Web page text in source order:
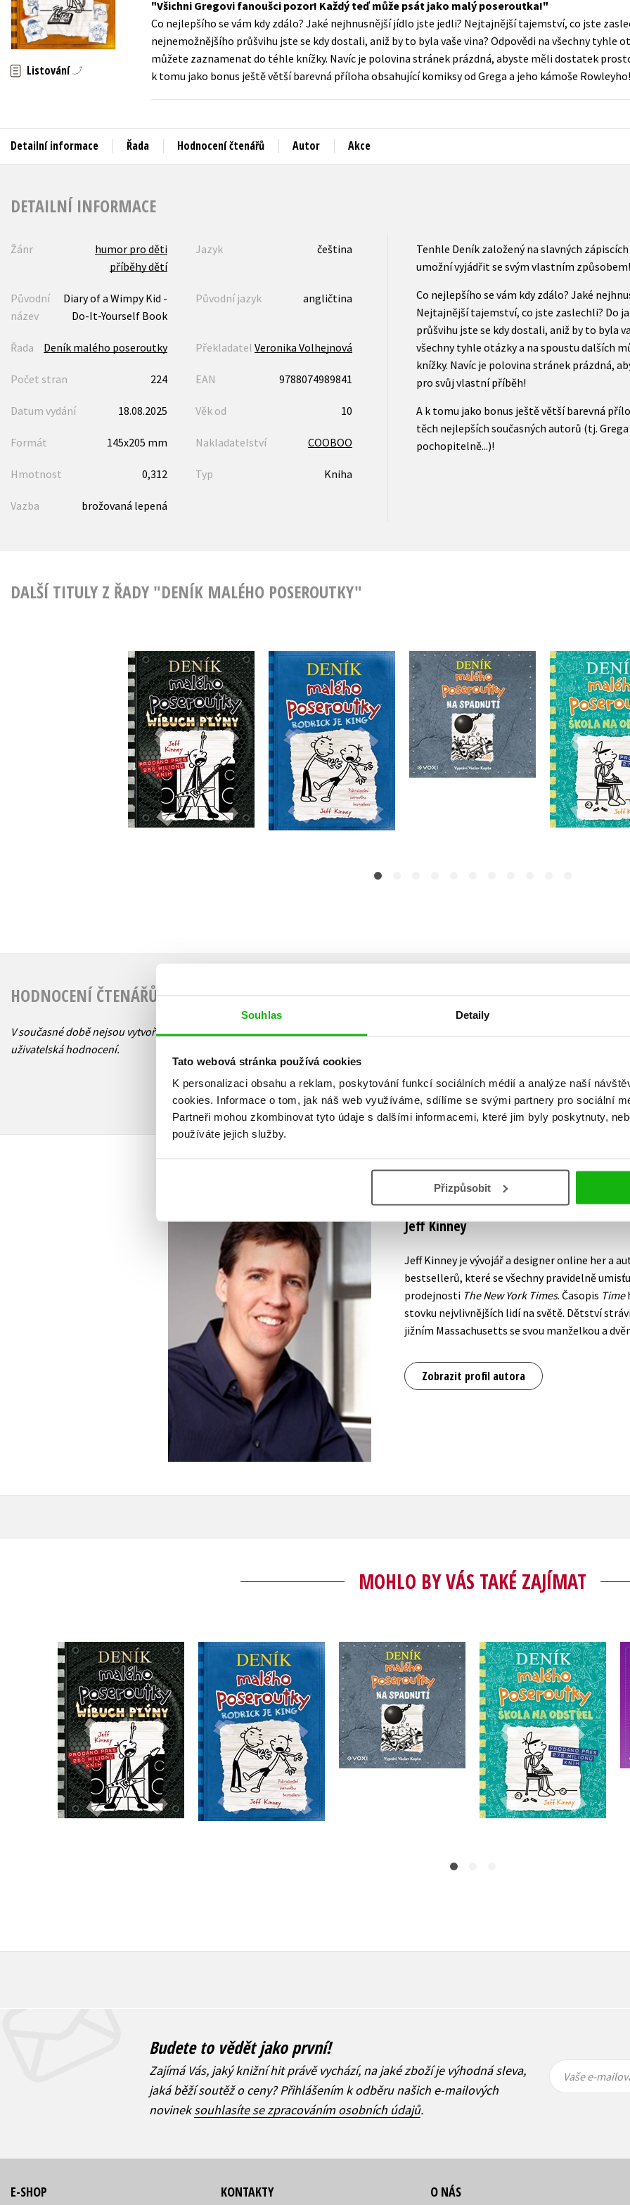
Souhlas Detaily
Tato webová stránka používá cookies
K personalizaci obsahu a reklam, poskytování funkcí sociálních médií a analýze naší
cookies. Informace o tom, jak náš web využíváme, sdílíme se svými partnery pro sociální
Partneři mohou zkombinovat tyto údaje s dalšími informacemi, které jim byly poskytnuty,
používáte jejich služby.
Přizpůsobit
Auto - moto
Beletrie pro děti
Jazyky
Kalendáře
Kariéra a osobní rozvoj
Populárně - naučná pro dospělé
Populárně - naučné pro děti
Předškoláci
Příroda a zahrada
Young adult (SK)
Zahraniční literatura
Zdraví a životní styl
Všechny tituly
Listování
Všichni Gregovi fanoušci pozor! Každý teď může psát jako malý poseroutka!
Co nejlepšího se vám kdy zdálo? Jaké nejhnusnější jídlo jste jedli? Nejtajnější tajemství, co jste
nejnemožnějšího průšvihu jste se kdy dostali, aniž by to byla vaše vina? Odpovědi na všechny tyhle
můžete zaznamenat do téhle knížky. Navíc je polovina stránek prázdná, abyste měli dostatek
k tomu jako bonus ještě větší barevná příloha obsahující komiksy od Grega a jeho kámoše Rowleyho!
Detailní informace Řada Hodnocení čtenářů Autor Akce
DETAILNÍ INFORMACE
Žánr
humor pro děti
příběhy dětí
Jazyk čeština
Původní
název
Diary of a Wimpy Kid -
Do-It-Yourself Book
Původní jazyk angličtina
Řada Deník malého poseroutky Překladatel Veronika Volhejnová
Počet stran 224 EAN 9788074989841
Datum vydání 18.08.2025 Věk od 10
Formát 145x205 mm Nakladatelství COOBOO
Hmotnost 0,312 Typ Kniha
Vazba brožovaná lepená
Tenhle Deník založený na slavných
umožní vyjádřit se svým vlastním způsobem!
Co nejlepšího se vám kdy zdálo? Jaké
Nejtajnější tajemství, co jste zaslechli? Do
průšvihu jste se kdy dostali, aniž by to byla
všechny tyhle otázky a na spoustu dalších
knížky. Navíc je polovina stránek prázdná,
pro svůj vlastní příběh!
A k tomu jako bonus ještě větší barevná
těch nejlepších současných autorů (tj.
pochopitelně...)!
DALŠÍ TITULY Z ŘADY "DENÍK MALÉHO POSEROUTKY"
Deník malého
poseroutky 17 -
Wíbuch Plýny
Jeff Kinney
Do košíku
299 Kč
239 Kč
Deník malého
poseroutky 2 - Rodrick
je king
Jeff Kinney
Do košíku
299 Kč
239 Kč
Deník malého
poseroutky 14 - Na
spadnutí (audiokniha)
Jeff Kinney
Deník
poseroutky
na
Jeff
Do
239 Kč
HODNOCENÍ ČTENÁŘŮ
V současné době nejsou vytvořena žádná
uživatelská hodnocení.
Vaše hodnocení
Uživatelskou recenzi mohou vkládat pouze registrovaní
Přihlásit
AUTOR KNIHY
Jeff Kinney
Jeff Kinney je vývojář a designer online her a
bestsellerů, které se všechny pravidelně
prodejnosti The New York Times. Časopis Time
stovku nejvlivnějších lidí na světě. Dětství
jižním Massachusetts se svou manželkou a
Zobrazit profil autora
MOHLO BY VÁS TAKÉ ZAJÍMAT
Deník malého
poseroutky 17 -
Wíbuch Plýny
Jeff Kinney
Do košíku
299 Kč
239 Kč
Deník malého
poseroutky 2 - Rodrick
je king
Jeff Kinney
Do košíku
299 Kč
239 Kč
Deník malého
poseroutky 14 - Na
spadnutí (audiokniha)
Jeff Kinney
Deník malého
poseroutky 18 - Škola
na odstřel
Jeff Kinney
Do košíku
239 Kč
Budete to vědět jako první!
Zajímá Vás, jaký knižní hit právě vychází, na jaké zboží je výhodná sleva,
jaká běží soutěž o ceny? Přihlášením k odběru našich e-mailových
novineksouhlasíte se zpracováním osobních údajů.
mailová
mailová
Vaše e-
E-SHOP KONTAKTY O NÁS